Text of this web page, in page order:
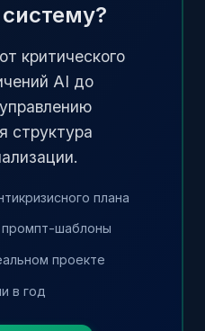
критического
AI до
структура
плана
шаблоны
проекте
в год